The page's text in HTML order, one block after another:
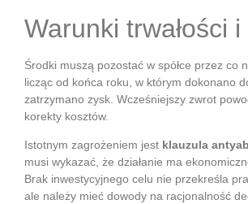
Warunki trwałości
Środki muszą pozostać w spółce przez co
licząc od końca roku, w którym dokonano
zatrzymano zysk. Wcześniejszy zwrot
korekty kosztów.
Istotnym zagrożeniem jest klauzula
musi wykazać, że działanie ma
Brak inwestycyjnego celu nie przekreśla
ale należy mieć dowody na racjonalność